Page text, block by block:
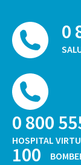
0
0 800
HOSPITAL
100